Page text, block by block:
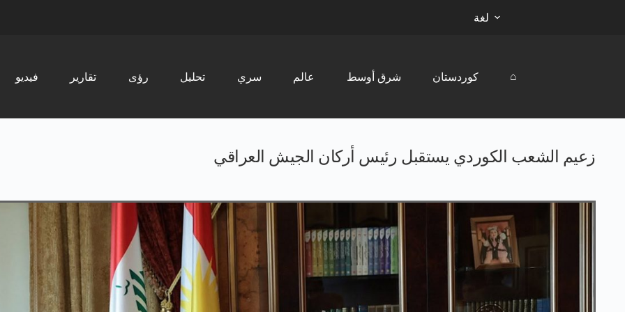
لغة
فیدیو تقارير رؤى تحليل سري عالم شرق أوسط كوردستان ⌂
زعيم الشعب الكوردي يستقبل رئيس أركان الجيش العراقي